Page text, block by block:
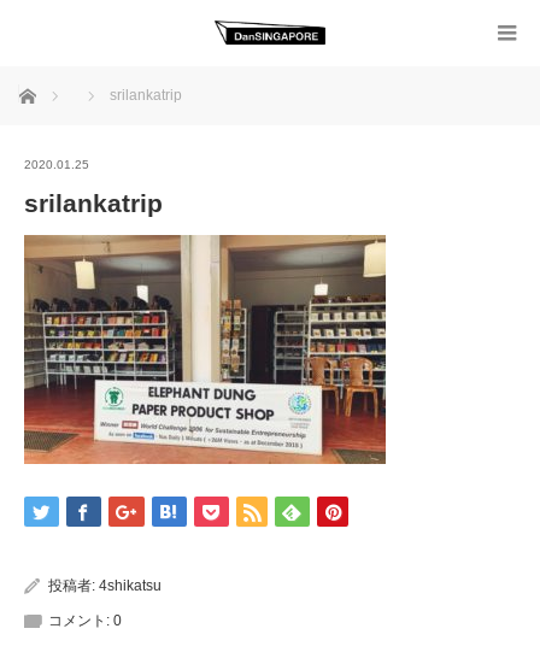
ホーム srilankatrip
2020.01.25
srilankatrip
投稿者: 4shikatsu
コメント: 0